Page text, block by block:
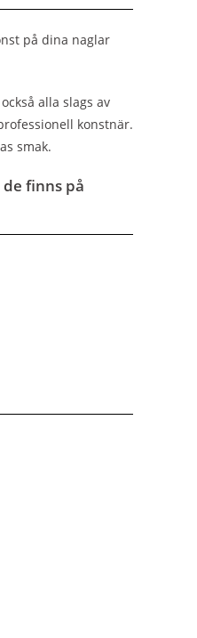
på dina naglar
alla slags av
konstnär.
smak.
finns på